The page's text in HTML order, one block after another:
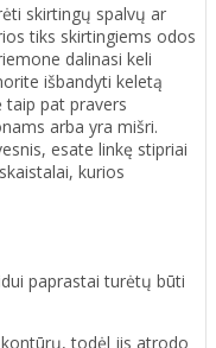
skirtingų spalvų ar
tiks skirtingiems odos
dalinasi keli
išbandyti keletą
taip pat pravers
arba yra mišri.
esate linkę stipriai
kurios
paprastai turėtų būti
todėl jis atrodo